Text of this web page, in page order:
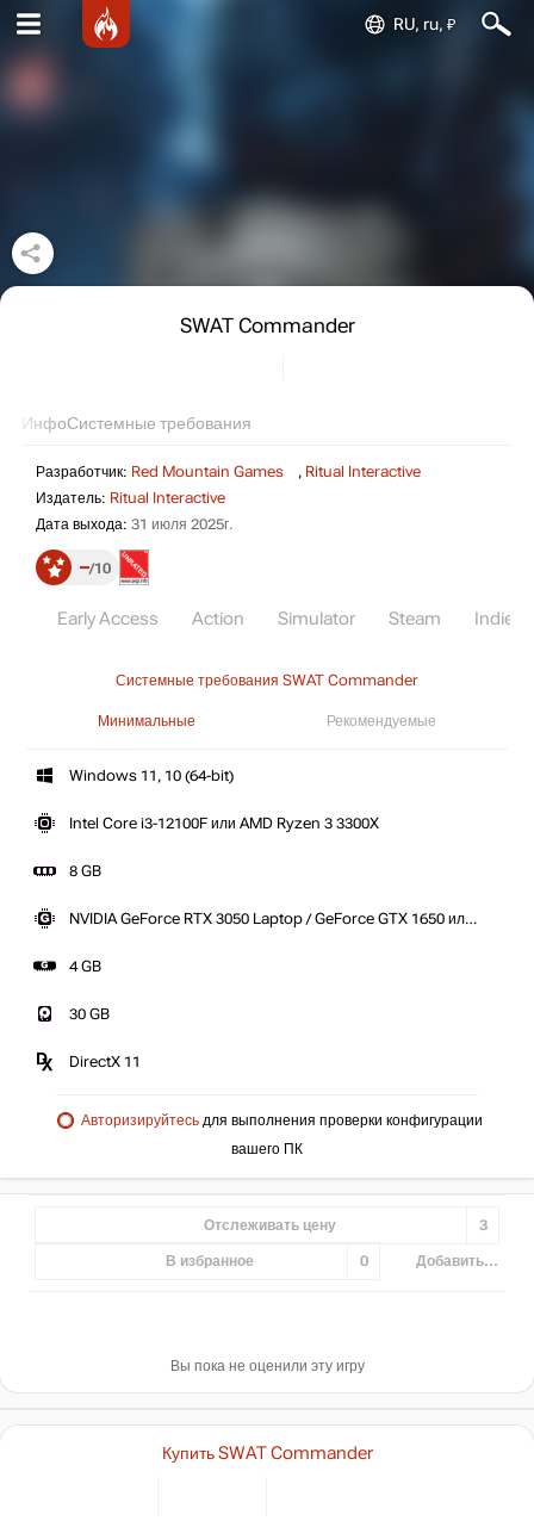
RU, ru, ₽
SWAT Commander
ИнфоСистемные требования
Разработчик: Red Mountain Games , Ritual Interactive
Издатель: Ritual Interactive
Дата выхода: 31 июля 2025г.
– 10
Early Access Action Simulator Steam Indie
Системные требования SWAT Commander
Минимальные Рекомендуемые
Windows 11, 10 (64-bit)
Intel Core i3-12100F или AMD Ryzen 3 3300X
8 GB
NVIDIA GeForce RTX 3050 Laptop / GeForce GTX 1650 или
4 GB
30 GB
DirectX 11
Авторизируйтесь для выполнения проверки конфигурации
вашего ПК
Отслеживать цену 3
В избранное 0 Добавить...
Вы пока не оценили эту игру
Купить SWAT Commander